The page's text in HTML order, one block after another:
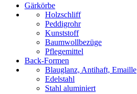
Gärkörbe
Holzschliff
Peddigrohr
Kunststoff
Baumwollbezüge
Pflegemittel
Back-Formen
Blauglanz, Antihaft, Emaille
Edelstahl
Stahl aluminiert